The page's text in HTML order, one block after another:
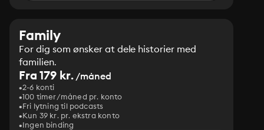
Family
For dig som ønsker at dele historier med
familien.
Fra 179 kr./måned
2-6 konti
100 timer/måned pr. konto
Fri lytning til podcasts
Kun 39 kr. pr. ekstra konto
Ingen binding